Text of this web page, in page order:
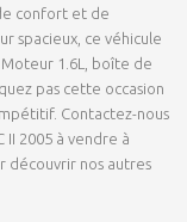
confort et de
spacieux, ce véhicule
Moteur 1.6L
, boîte de
pas cette occasion
Contactez-nous
II 2005 à vendre à
découvrir nos autres